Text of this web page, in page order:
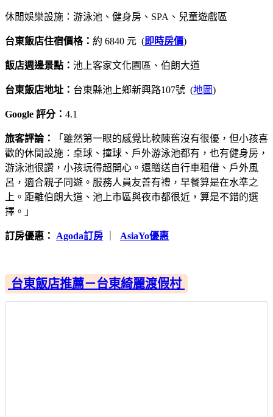
休閒娛樂設施：游泳池、健身房、SPA、兒童遊戲區
台東飯店住宿價格： 約 6840 元 (即時房價)
飯店週邊景點： 池上客家文化園區、伯朗大道
台東飯店地址： 台東縣池上鄉新興路107號 (地圖)
Google 評分： 4.1
旅客評論：
「雖然第一眼的感覺比較陳舊沒有很優，但小孩喜
歡的休閒設施：桌球、撞球、戶外游泳池都有，也有健身房，
游泳池很讚，小孩玩得超開心。還贈送自行車租借、戶外風
呂，適合親子同遊。服務人員友善有禮，早餐算是在水準之
上。距離伯朗大道、池上市區與夜市都很近，算是不錯的選
擇。」
訂房優惠： Agoda訂房 AsiaYo優惠
台東飯店推薦－台東綺麗渡假村